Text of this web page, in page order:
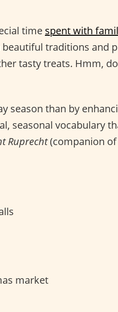
time spent with
traditions and
tasty treats. Hmm,
season than by
seasonal vocabulary
Ruprecht(companion of
market